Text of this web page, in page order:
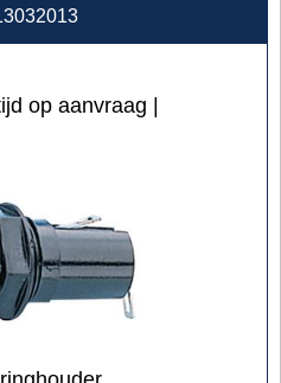
op aanvraag |